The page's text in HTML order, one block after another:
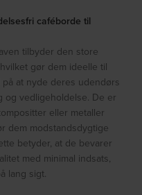
caféborde til
tilbyder den store
gør dem ideelle til
at nyde deres udendørs
og vedligeholdelse. De er
eller metaller
dem modstandsdygtige
betyder, at de bevarer
med minimal indsats,
lang sigt.